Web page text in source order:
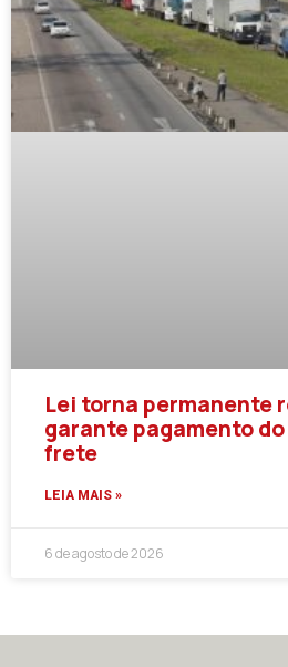
Lei torna permanente
garante pagamento
frete
LEIA MAIS »
6 de agosto de 2026